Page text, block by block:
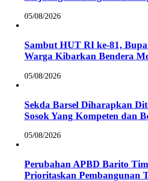
05/08/2026
Sambut HUT RI ke-81,
Warga Kibarkan Bendera
05/08/2026
Sekda Barsel Diharapkan
Sosok Yang Kompeten dan
05/08/2026
Perubahan APBD Barito
Prioritaskan Pembangunan